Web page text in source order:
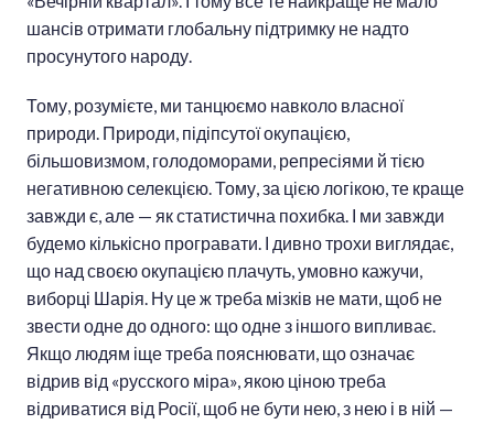
шансів отримати глобальну підтримку не надто
просунутого народу.
Тому, розумієте, ми танцюємо навколо власної
природи. Природи, підіпсутої окупацією,
більшовизмом, голодоморами, репресіями й тією
негативною селекцією. Тому, за цією логікою, те краще
завжди є, але — як статистична похибка. І ми завжди
будемо кількісно програвати. І дивно трохи виглядає,
що над своєю окупацією плачуть, умовно кажучи,
виборці Шарія. Ну це ж треба мізків не мати, щоб не
звести одне до одного: що одне з іншого випливає.
Якщо людям іще треба пояснювати, що означає
відрив від «русского міра», якою ціною треба
відриватися від Росії, щоб не бути нею, з нею і в ній —